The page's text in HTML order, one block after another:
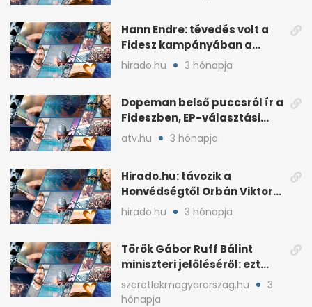
Hann Endre: tévedés volt a
Fidesz kampányában a
háborús veszély
hirado.hu 3 hónapja
Dopeman belső puccsról ír a
Fideszben, EP-választási
árral
atv.hu 3 hónapja
Hirado.hu: távozik a
Honvédségtől Orbán Viktor
fia, Orbán Gáspár
hirado.hu 3 hónapja
Török Gábor Ruff Bálint
miniszteri jelöléséről: ezt
írta a posztjában
szeretlekmagyarorszag.hu
3
hónapja